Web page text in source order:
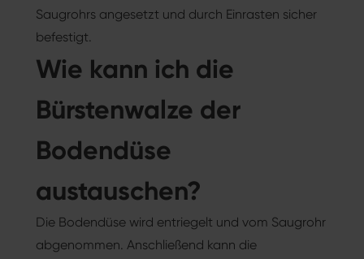
Saugrohrs angesetzt und durch Einrasten sicher
befestigt.
Wie kann ich die
Bürstenwalze der
Bodendüse
austauschen?
Die Bodendüse wird entriegelt und vom Saugrohr
abgenommen. Anschließend kann die